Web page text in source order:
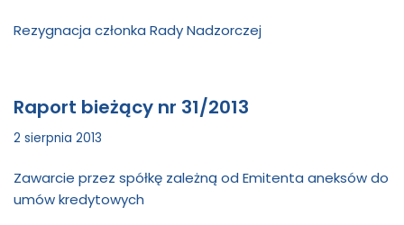
Rezygnacja członka Rady Nadzorczej
Raport bieżący nr 31/2013
2 sierpnia 2013
Zawarcie przez spółkę zależną od Emitenta aneksów do
umów kredytowych